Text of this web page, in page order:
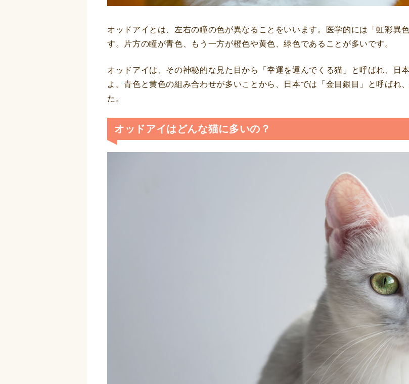
オッドアイとは、左右の瞳の色が異なることをいいます。医学的には「虹彩異
す。片方の瞳が青色、もう一方が橙色や黄色、緑色であることが多いです。
オッドアイは、その神秘的な見た目から「幸運を運んでくる猫」と呼ばれ、日
よ。青色と黄色の組み合わせが多いことから、日本では「金目銀目」と呼ばれ
た。
オッドアイはどんな猫に多いの？